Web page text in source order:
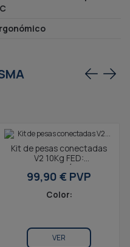
Kit de pesas conectadas
V2 10Kg FED:
mancuernas (pesos +
barras) + barra + pesa
99,90 € PVP
Color:
VER